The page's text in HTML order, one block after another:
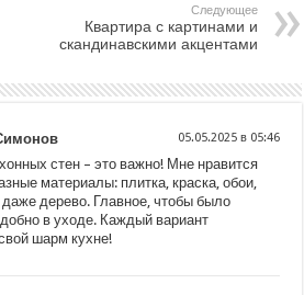
Следующее
Квартира с картинами и
скандинавскими акцентами
05.05.2025 в 05:46
стен – это важно! Мне нравится
материалы: плитка, краска, обои,
дерево. Главное, чтобы было
в уходе. Каждый вариант
шарм кухне!